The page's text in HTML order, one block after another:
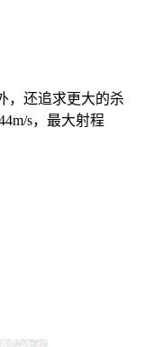
，还追求更大的杀
s，最大射程